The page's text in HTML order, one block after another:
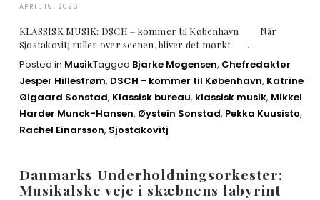
APRIL 19, 2026
KLASSISK MUSIK: DSCH – kommer til København Når
Sjostakovitj ruller over scenen, bliver det mørkt …
Posted in MusikTagged Bjarke Mogensen, Chefredaktør
Jesper Hillestrøm, DSCH - kommer til København, Katrine
Øigaard Sonstad, Klassisk bureau, klassisk musik, Mikkel
Harder Munck-Hansen, Øystein Sonstad, Pekka Kuusisto,
Rachel Einarsson, Sjostakovitj
Danmarks Underholdningsorkester:
Musikalske veje i skæbnens labyrint